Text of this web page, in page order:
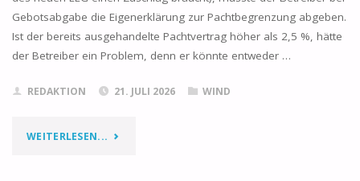
Gebotsabgabe die Eigenerklärung zur Pachtbegrenzung abgeben.
Ist der bereits ausgehandelte Pachtvertrag höher als 2,5 %, hätte
der Betreiber ein Problem, denn er könnte entweder …
REDAKTION 21. JULI 2026 WIND
WEITERLESEN... "EEG